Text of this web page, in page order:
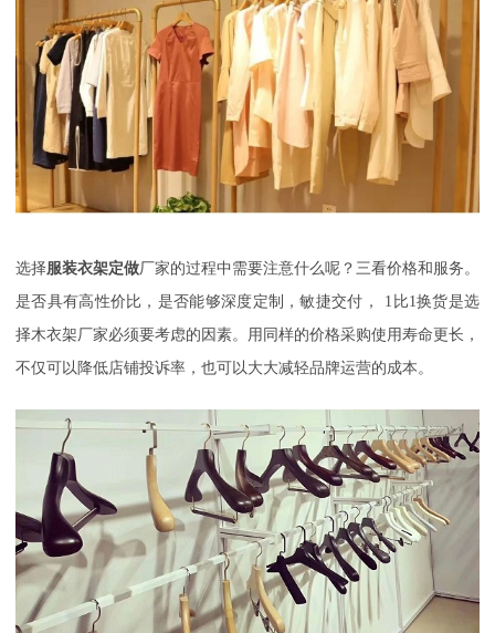
选择服装衣架定做厂家的过程中需要注意什么呢？ 三看价格和服务。
是否具有高性价比，是否能够深度定制，敏捷交付，
1 比1换货是选
择木衣架厂家必须要考虑的因素。用同样的价格采购使用寿命更长，
不仅可以降低店铺投诉率，也可以大大减轻品牌运营的成本。